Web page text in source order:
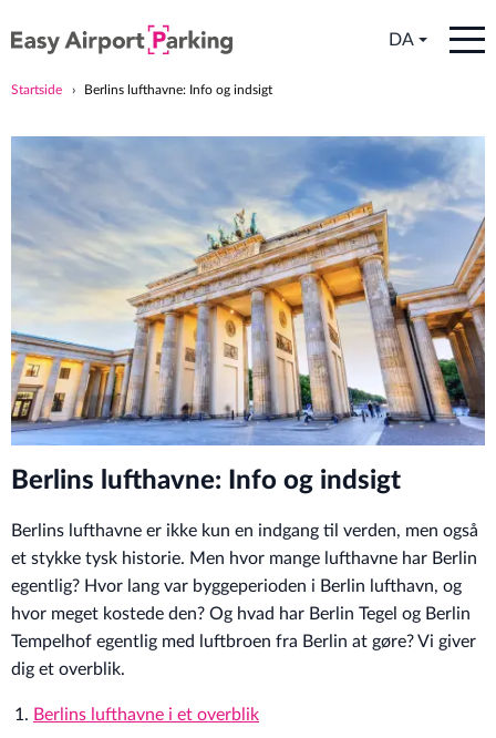
DA
Startside Berlins lufthavne: Info og indsigt
Berlins lufthavne: Info og indsigt
Berlins lufthavne er ikke kun en indgang til verden, men også
et stykke tysk historie. Men hvor mange lufthavne har Berlin
egentlig? Hvor lang var byggeperioden i Berlin lufthavn, og
hvor meget kostede den? Og hvad har Berlin Tegel og Berlin
Tempelhof egentlig med luftbroen fra Berlin at gøre? Vi giver
dig et overblik.
Berlins lufthavne i et overblik